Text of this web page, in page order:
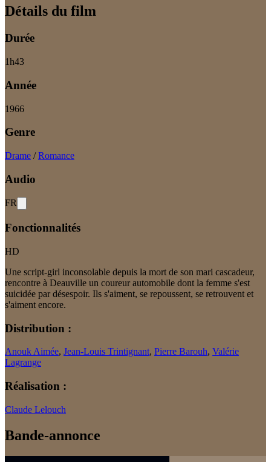
Détails du film
Durée
1h43
Année
1966
Genre
Drame /Romance
Audio
FR
Fonctionnalités
HD
Une script-girl inconsolable depuis la mort de son mari cascadeur,
rencontre à Deauville un coureur automobile dont la femme s'est
suicidée par désespoir. Ils s'aiment, se repoussent, se retrouvent et
s'aiment encore.
Distribution :
Anouk Aimée, Jean-Louis Trintignant, Pierre Barouh, Valérie
Lagrange
Réalisation :
Claude Lelouch
Bande-annonce